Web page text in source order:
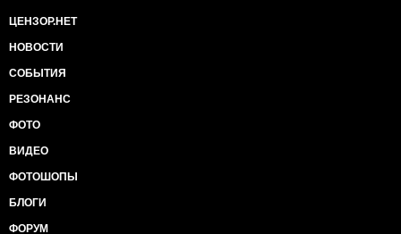
ЦЕНЗОР.НЕТ
НОВОСТИ
СОБЫТИЯ
РЕЗОНАНС
ФОТО
ВИДЕО
ФОТОШОПЫ
БЛОГИ
ФОРУМ